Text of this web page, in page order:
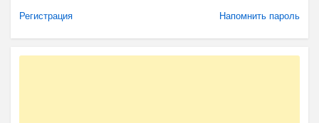
Регистрация Напомнить пароль